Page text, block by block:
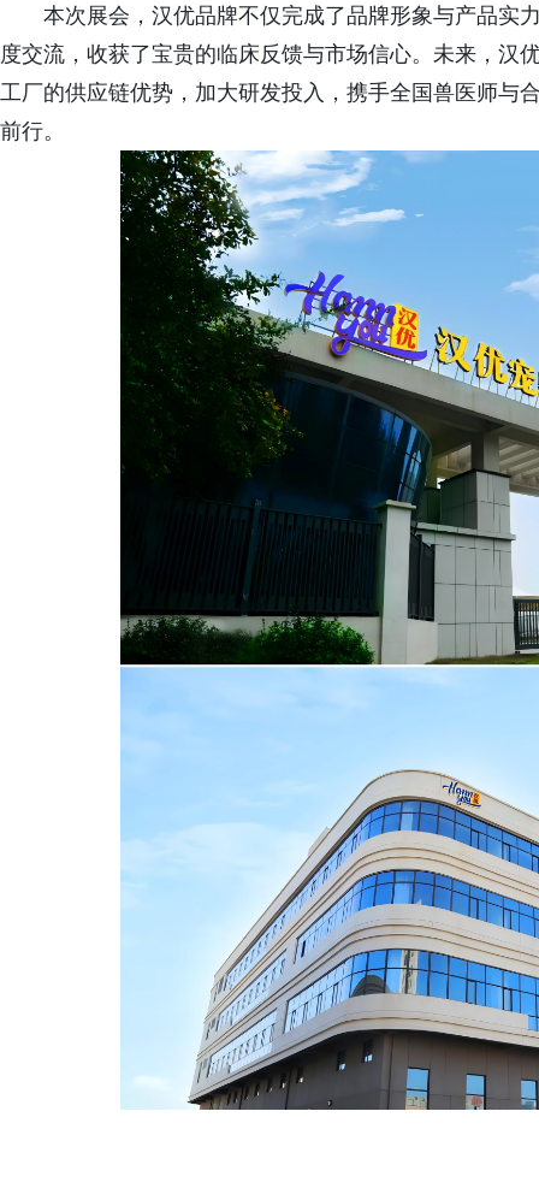
本次展会，汉优品牌不仅完成了品牌形象与产品实
度交流，收获了宝贵的临床反馈与市场信心。未来，汉
工厂的供应链优势，加大研发投入，携手全国兽医师与
前行。